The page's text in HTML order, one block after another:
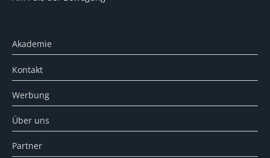
Akademie
Kontakt
Werbung
Über uns
Partner